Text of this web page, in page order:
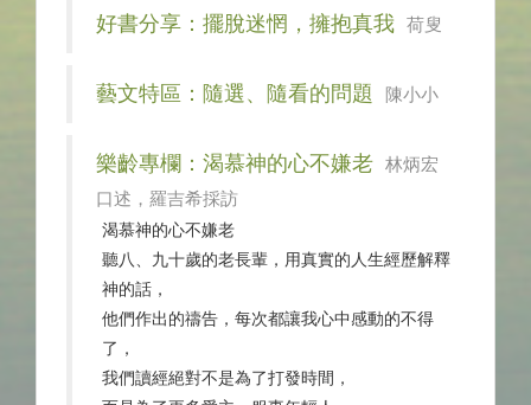
好書分享：擺脫迷惘，擁抱真我 荷叟
藝文特區：隨選、隨看的問題 陳小小
樂齡專欄：渴慕神的心不嫌老 林炳宏
口述，羅吉希採訪
渴慕神的心不嫌老
聽八、九十歲的老長輩，用真實的人生經歷解釋
神的話，
他們作出的禱告，每次都讓我心中感動的不得
了，
我們讀經絕對不是為了打發時間，